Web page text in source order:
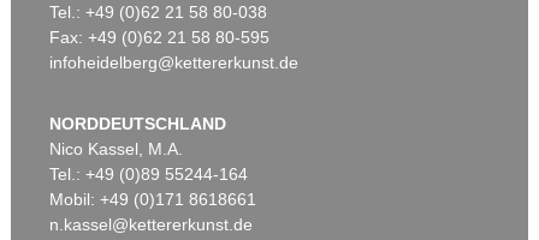
Tel.: +49 (0)62 21 58 80-038
Fax: +49 (0)62 21 58 80-595
infoheidelberg@kettererkunst.de
NORDDEUTSCHLAND
Nico Kassel, M.A.
Tel.: +49 (0)89 55244-164
Mobil: +49 (0)171 8618661
n.kassel@kettererkunst.de